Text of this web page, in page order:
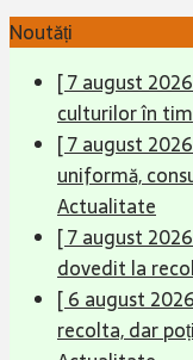
Noutăți
[ 7 august
culturilor în
[ 7 august
uniformă,
Actualitate
[ 7 august
dovedit la
[ 6 august
recolta, dar